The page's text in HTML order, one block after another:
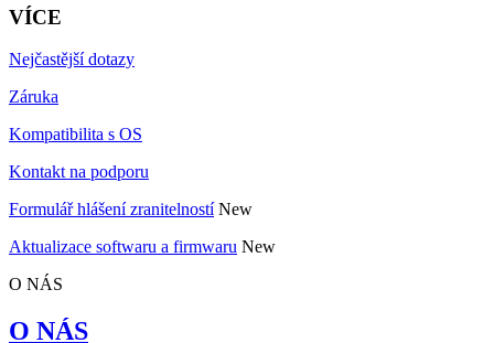
VÍCE
Nejčastější dotazy
Záruka
Kompatibilita s OS
Kontakt na podporu
Formulář hlášení zranitelností New
Aktualizace softwaru a firmwaru New
O NÁS
O NÁS